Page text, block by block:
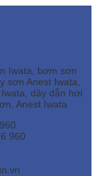
Iwata, bơm sơn
sơn Anest Iwata,
dây dẫn hơi
Anest Iwata
960